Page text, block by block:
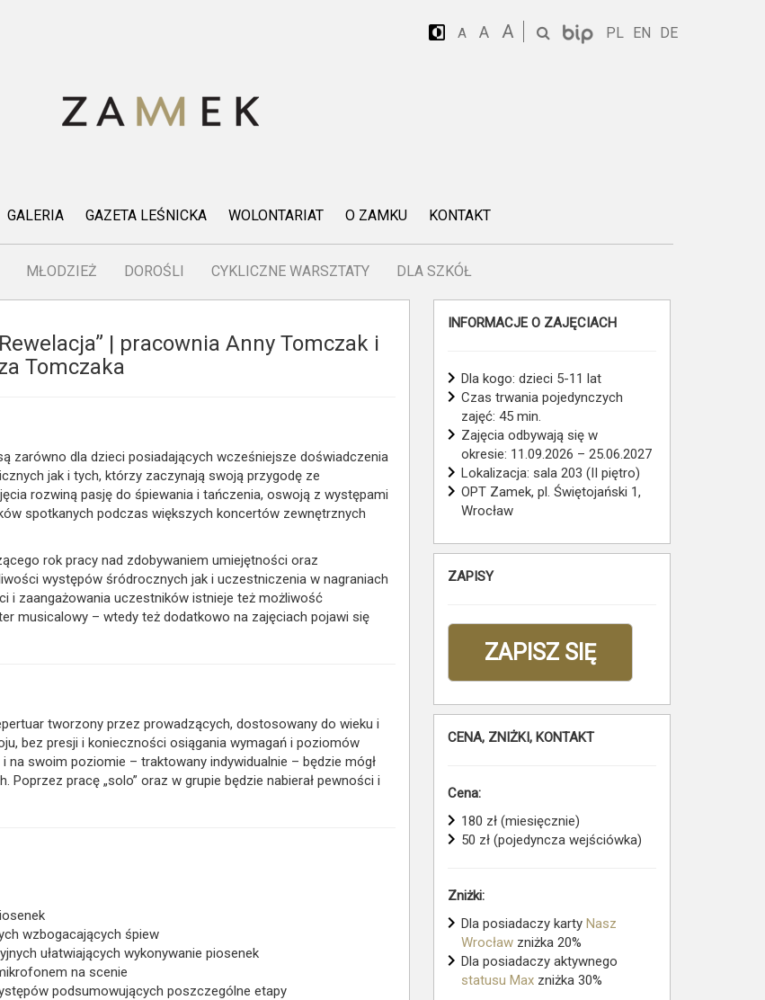
A A A PL EN DE
GALERIA GAZETA LEŚNICKA WOLONTARIAT O ZAMKU KONTAKT
MŁODZIEŻ DOROŚLI CYKLICZNE WARSZTATY DLA SZKÓŁ
| pracownia Anny Tomczak i
Tomczaka
zarówno dla dzieci posiadających wcześniejsze doświadczenia
jak i tych, którzy zaczynają swoją przygodę ze
rozwiną pasję do śpiewania i tańczenia, oswoją z występami
spotkanych podczas większych koncertów zewnętrznych
rok pracy nad zdobywaniem umiejętności oraz
występów śródrocznych jak i uczestniczenia w nagraniach
i zaangażowania uczestników istnieje też możliwość
musicalowy – wtedy też dodatkowo na zajęciach pojawi się
tworzony przez prowadzących, dostosowany do wieku i
bez presji i konieczności osiągania wymagań i poziomów
swoim poziomie – traktowany indywidualnie – będzie mógł
pracę „solo” oraz w grupie będzie nabierał pewności i
wzbogacających śpiew
ułatwiających wykonywanie piosenek
na scenie
podsumowujących poszczególne etapy
INFORMACJE O ZAJĘCIACH
Dla kogo: dzieci 5-11 lat
Czas trwania pojedynczych
zajęć: 45 min.
Zajęcia odbywają się w
okresie: 11.09.2026 – 25.06.2027
Lokalizacja: sala 203 (II piętro)
OPT Zamek, pl. Świętojański 1,
Wrocław
ZAPISY
ZAPISZ SIĘ
CENA, ZNIŻKI, KONTAKT
Cena:
180 zł (miesięcznie)
50 zł (pojedyncza wejściówka)
Zniżki:
Dla posiadaczy karty Nasz
Wrocław zniżka 20%
Dla posiadaczy aktywnego
statusu Max zniżka 30%